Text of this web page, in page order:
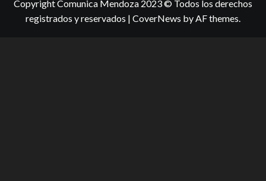
Copyright Comunica Mendoza 2023 © Todos los derechos
registrados y reservados | CoverNews by AF themes.